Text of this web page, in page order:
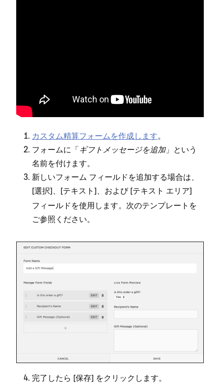
カスタム精算フ⁠ォ⁠ームを作成します⁠。
フ⁠ォ⁠ームに「⁠ギフトメ⁠ッセ⁠ージを追加⁠」という
名前を付けます⁠。
新しいフ⁠ォ⁠ーム フ⁠ィ⁠ールドを追加する場合は⁠、
[⁠選択⁠]⁠、[⁠テキスト ⁠]⁠、および [⁠テキスト エリア⁠]
フ⁠ィ⁠ールドを使用します⁠。次のテンプレ⁠ートを
ご参照ください⁠。
完了したら [⁠保存⁠] をクリ⁠ックします⁠。